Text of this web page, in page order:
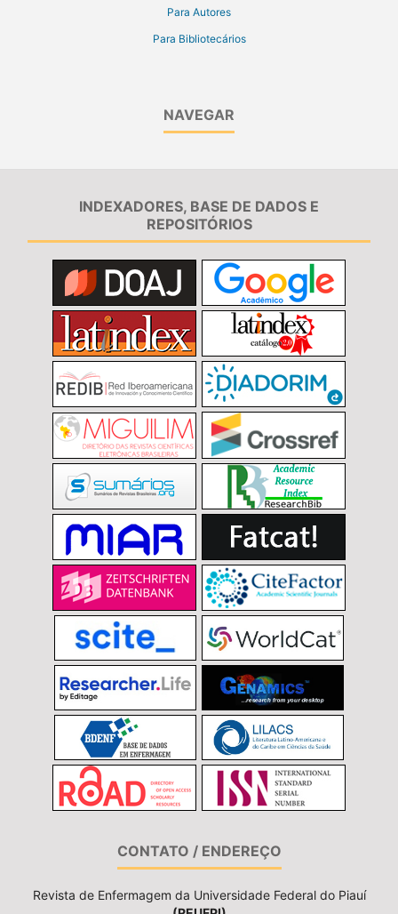
Para Autores
Para Bibliotecários
NAVEGAR
INDEXADORES, BASE DE DADOS E
REPOSITÓRIOS
CONTATO / ENDEREÇO
Revista de Enfermagem da Universidade Federal do Piauí